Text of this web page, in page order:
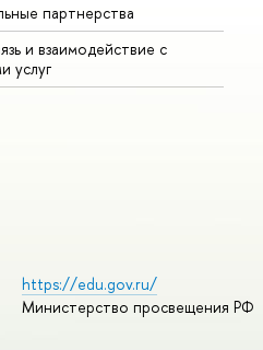
партнерства
и взаимодействие с
услуг
https://edu.gov.ru/
Министерство просвещения РФ